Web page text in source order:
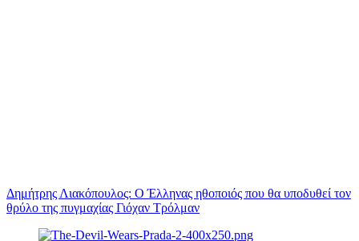
Δημήτρης Λιακόπουλος: Ο Έλληνας ηθοποιός που θα υποδυθεί τον
θρύλο της πυγμαχίας Γιόχαν Τρόλμαν